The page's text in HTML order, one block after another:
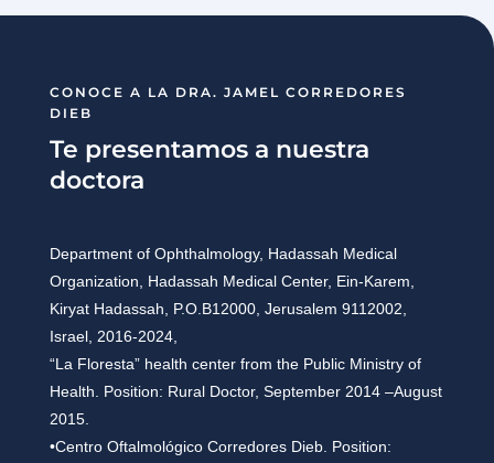
CONOCE A LA DRA. JAMEL CORREDORES
DIEB
Te presentamos a nuestra
doctora
Department of Ophthalmology, Hadassah Medical
Organization, Hadassah Medical Center, Ein-Karem,
Kiryat Hadassah, P.O.B12000, Jerusalem 9112002,
Israel, 2016-2024,
“La Floresta” health center from the Public Ministry of
Health. Position: Rural Doctor, September 2014 –August
2015.
•Centro Oftalmológico Corredores Dieb. Position: